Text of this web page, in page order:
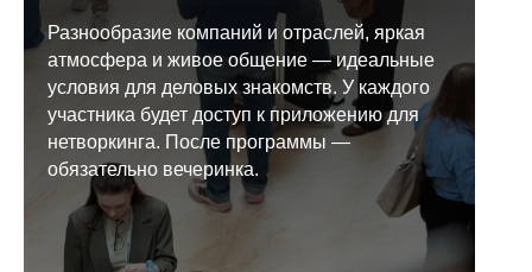
Разнообразие компаний и отраслей, яркая
атмосфера и живое общение — идеальные
условия для деловых знакомств. У каждого
участника будет доступ к приложению для
нетворкинга. После программы —
обязательно вечеринка.